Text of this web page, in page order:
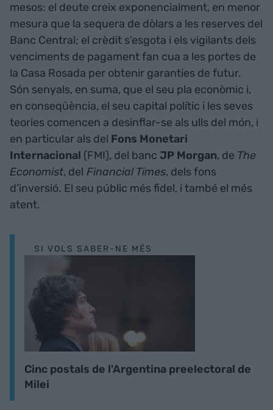
mesos: el deute creix exponencialment, en menor
mesura que la sequera de dòlars a les reserves del
Banc Central; el crèdit s’esgota i els vigilants dels
venciments de pagament fan cua a les portes de
la Casa Rosada per obtenir garanties de futur.
Són senyals, en suma, que el seu pla econòmic i,
en conseqüència, el seu capital polític i les seves
teories comencen a desinflar-se als ulls del món, i
en particular als del Fons Monetari
Internacional (FMI), del banc JP Morgan, de The
Economist, del Financial Times, dels fons
d’inversió. El seu públic més fidel, i també el més
atent.
SI VOLS SABER-NE MÉS
Cinc postals de l'Argentina preelectoral de
Milei